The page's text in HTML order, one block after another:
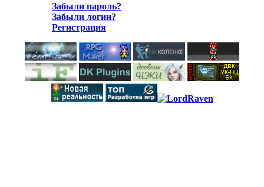
Забыли пароль?
Забыли логин?
Регистрация